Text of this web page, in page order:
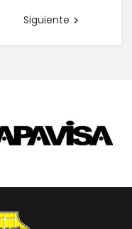
Siguiente 